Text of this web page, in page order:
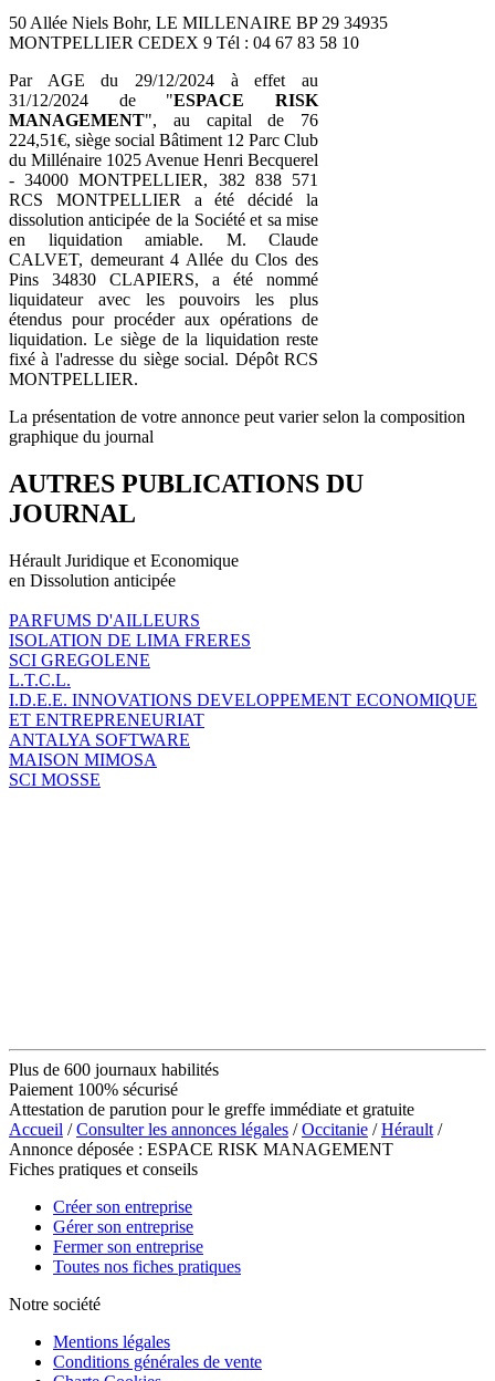
50 Allée Niels Bohr, LE MILLENAIRE BP 29 34935
MONTPELLIER CEDEX 9 Tél : 04 67 83 58 10
Par AGE du 29/12/2024 à effet au
31/12/2024 de "ESPACE RISK
MANAGEMENT", au capital de 76
224,51€, siège social Bâtiment 12 Parc Club
du Millénaire 1025 Avenue Henri Becquerel
- 34000 MONTPELLIER, 382 838 571
RCS MONTPELLIER a été décidé la
dissolution anticipée de la Société et sa mise
en liquidation amiable. M. Claude
CALVET, demeurant 4 Allée du Clos des
Pins 34830 CLAPIERS, a été nommé
liquidateur avec les pouvoirs les plus
étendus pour procéder aux opérations de
liquidation. Le siège de la liquidation reste
fixé à l'adresse du siège social. Dépôt RCS
MONTPELLIER.
La présentation de votre annonce peut varier selon la composition
graphique du journal
AUTRES PUBLICATIONS DU
JOURNAL
Hérault Juridique et Economique
en Dissolution anticipée
PARFUMS D'AILLEURS
ISOLATION DE LIMA FRERES
SCI GREGOLENE
L.T.C.L.
I.D.E.E. INNOVATIONS DEVELOPPEMENT ECONOMIQUE
ET ENTREPRENEURIAT
ANTALYA SOFTWARE
MAISON MIMOSA
SCI MOSSE
Plus de 600 journaux habilités
Paiement 100% sécurisé
Attestation de parution pour le greffe immédiate et gratuite
Accueil /Consulter les annonces légales /Occitanie /Hérault /
Annonce déposée : ESPACE RISK MANAGEMENT
Fiches pratiques et conseils
Créer son entreprise
Gérer son entreprise
Fermer son entreprise
Toutes nos fiches pratiques
Notre société
Mentions légales
Conditions générales de vente